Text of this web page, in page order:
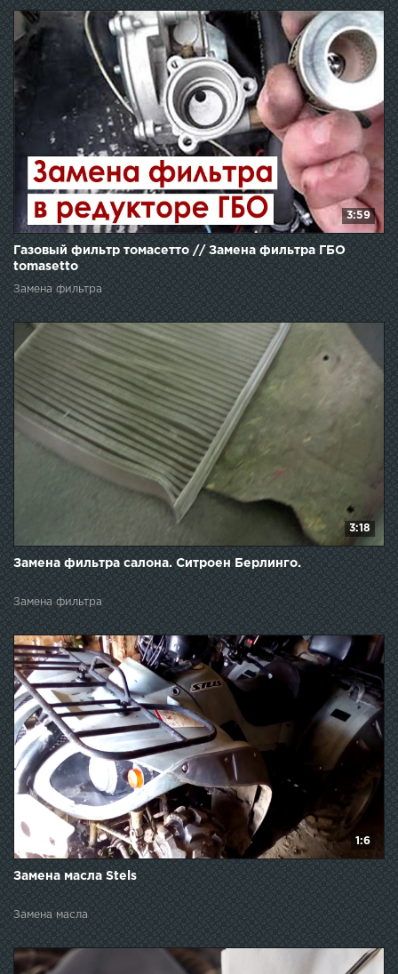
3:59
Газовый фильтр томасетто // Замена фильтра ГБО
tomasetto
Замена фильтра
3:18
Замена фильтра салона. Ситроен Берлинго.
Замена фильтра
1:6
Замена масла Stels
Замена масла